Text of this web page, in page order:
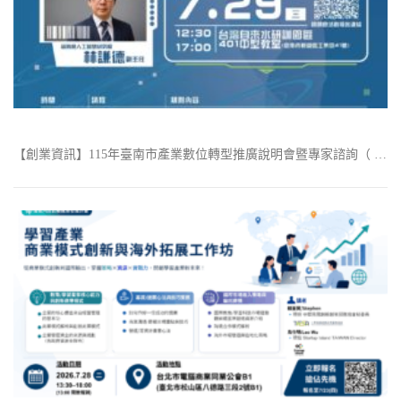
【創業資訊】115年臺南市產業數位轉型推廣說明會暨專家諮詢（ …